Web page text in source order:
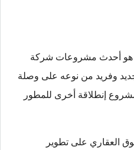
هو أحدث مشروعات شركة
وفريد من نوعه على وصلة
إنطلاقة أخرى للمطور
العقاري على تطوير